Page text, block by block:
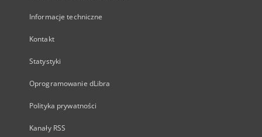
Informacje techniczne
Kontakt
Statystyki
Oprogramowanie dLibra
Polityka prywatności
Kanały RSS